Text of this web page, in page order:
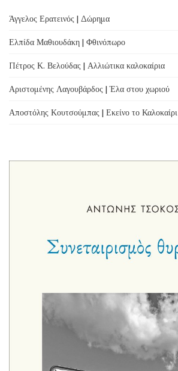
Άγγελος Ερατεινός | Δώρημα
Ελπίδα Μαθιουδάκη | Φθινόπωρο
Πέτρος Κ. Βελούδας | Αλλιώτικα καλοκαίρια
Αριστομένης Λαγουβάρδος | Έλα στου χωριού
Αποστόλης Κουτσούμπας | Εκείνο το Καλοκαίρι